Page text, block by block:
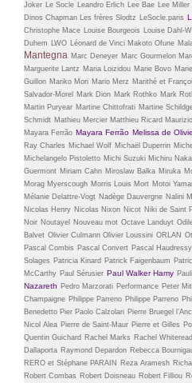
Joker Le Socle Leandro Erlich Lee Bae Lee Miller
Dinos Chapman Les frères Slodtz LeSocle.paris
Christophe Mace Louise Bourgeois Louise Dahl-
Duhem LWO Léonard de Vinci Makoto Ofune
Mantegna Marc Deneyer Marc Gourmelon
Marguerite Lantz Maria Loizidou Marie Bovo
Guillon Mariko Mori Mario Merz Marithé et
Salvador-Morel
Mark Dion Mark Rothko Mark
Martin Puryear Martine Chittofrati Martine
Schmidt Mathieu Mercier Matthieu Ricard
Mayara Ferrão Mayara Ferrão Melissa de
Ray Charles Michael Wolf Michaël Duperrin
Michelangelo Pistoletto Michi Suzuki Michiru
Guermont Miriam Cahn Miroslaw Balka Miruka
Morag Myerscough Morris Louis Mort Motoi
Mélanie Delattre-Vogt Nadège Dauvergne Nalini
Nicolas Henry Nicolas Nixon Nicot Niki de Saint
Noir Noutayel Nouveau mot Octave Landuyt
Balvet Olivier Culmann Olivier Loussini ORLAN
Pascal Combis Pascal Convert Pascal Haudressy
Solages Patricia Kinard Patrick Faigenbaum
McCarthy Paul Sérusier Paul Walker Hamy
Nazareth Pedro Marzorati Performance Peter
Champaigne Philippe Parreno Philippe Parreno
Benedetto Pier Paolo Calzolari Pierre Bruegel
Nicol Alea Pierre de Saint-Maur Pierre et Gilles
Quentin Guichard Rachel Marks Rachel Whiteread
Dallaporta Raymond Depardon Rebecca
RERO et Stéphane PARAIN
Reza Aramesh
Robert Combas Robert Doisneau Robert Filliou